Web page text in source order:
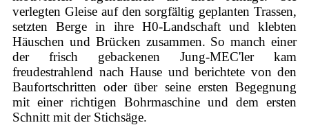
verlegten Gleise auf den sorgfältig geplanten Trassen,
setzten Berge in ihre H0-Landschaft und klebten
Häuschen und Brücken zusammen. So manch einer
der frisch gebackenen Jung-MEC'ler kam
freudestrahlend nach Hause und berichtete von den
Baufortschritten oder über seine ersten Begegnung
mit einer richtigen Bohrmaschine und dem ersten
Schnitt mit der Stichsäge.